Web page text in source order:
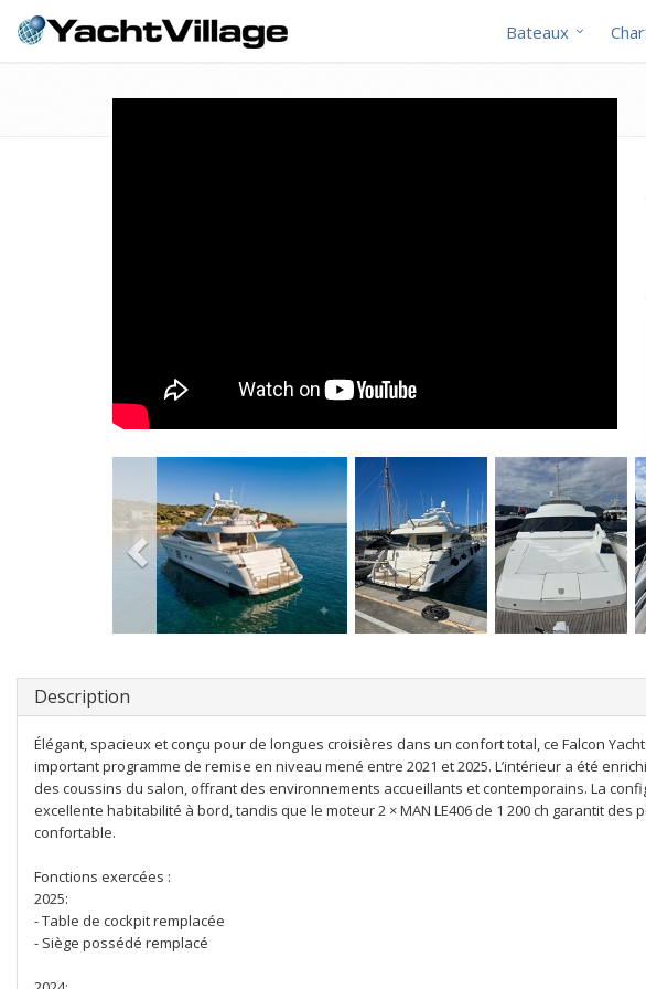
Bateaux
Description
Élégant, spacieux et conçu pour de longues croisières dans un confort total, ce Falcon
important programme de remise en niveau mené entre 2021 et 2025. L’intérieur a été
des coussins du salon, offrant des environnements accueillants et contemporains. La
excellente habitabilité à bord, tandis que le moteur 2 × MAN LE406 de 1 200 ch garantit
confortable.
Fonctions exercées :
2025:
- Table de cockpit remplacée
- Siège possédé remplacé